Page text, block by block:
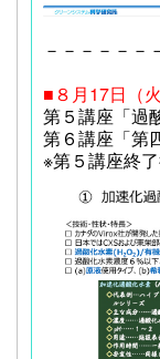
－－－－－－
■８月17日（
第５講座「過
第６講座「第
※第５講座終